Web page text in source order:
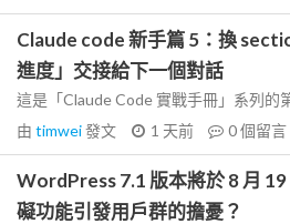
Claude code 新手篇 5：換
進度」交接給下一個對話
這是「Claude Code 實戰手冊」系列的
由 timwei發文 1 天前 0個留言
WordPress 7.1 版本將於 8 月
礙功能引發用戶群的擔憂？